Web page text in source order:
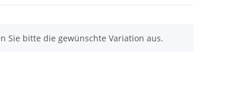
Sie bitte die gewünschte Variation aus.